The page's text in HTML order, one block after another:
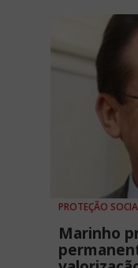
PROTEÇÃO
Marinho